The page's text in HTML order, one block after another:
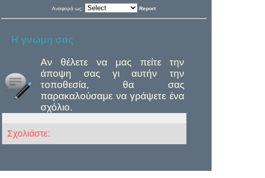
Αναφορά ως: Report
Η γνώμη σας
Αν θέλετε να μας πείτε την
άποψη σας γι αυτήν την
τοποθεσία, θα σας
παρακαλούσαμε να γράψετε ένα
σχόλιο.
Σχολιάστε: